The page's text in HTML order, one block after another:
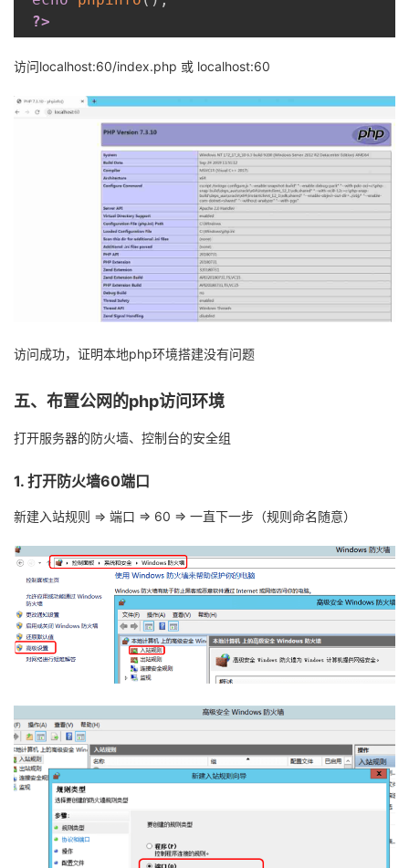
?>
访问localhost:60/index.php 或 localhost:60
访问成功，证明本地php环境搭建没有问题
五、布置公网的php访问环境
打开服务器的防火墙、控制台的安全组
1. 打开防火墙60端口
新建入站规则 => 端口 => 60 => 一直下一步（规则命名随意）